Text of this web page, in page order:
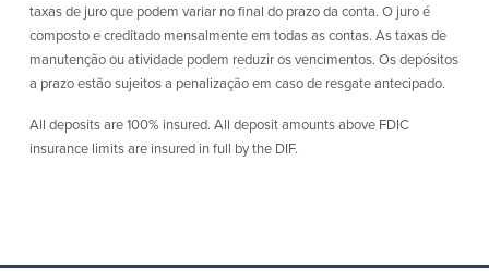
taxas de juro que podem variar no final do prazo da conta. O juro é
composto e creditado mensalmente em todas as contas. As taxas de
manutenção ou atividade podem reduzir os vencimentos. Os depósitos
a prazo estão sujeitos a penalização em caso de resgate antecipado.
All deposits are 100% insured. All deposit amounts above FDIC
insurance limits are insured in full by the DIF.